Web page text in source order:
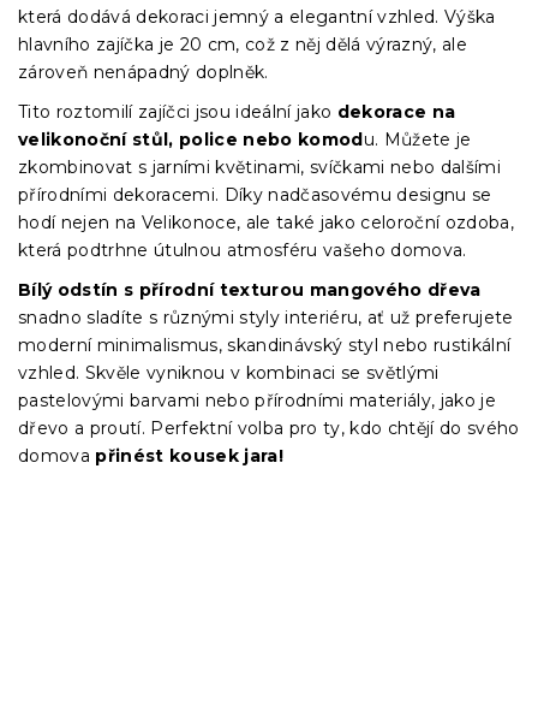
která dodává dekoraci jemný a elegantní vzhled. Výška
hlavního zajíčka je 20 cm, což z něj dělá výrazný, ale
zároveň nenápadný doplněk.
Tito roztomilí zajíčci jsou ideální jako dekorace na
velikonoční stůl, police nebo komodu. Můžete je
zkombinovat s jarními květinami, svíčkami nebo dalšími
přírodními dekoracemi. Díky nadčasovému designu se
hodí nejen na Velikonoce, ale také jako celoroční ozdoba,
která podtrhne útulnou atmosféru vašeho domova.
Bílý odstín s přírodní texturou mangového dřeva
snadno sladíte s různými styly interiéru, ať už preferujete
moderní minimalismus, skandinávský styl nebo rustikální
vzhled. Skvěle vyniknou v kombinaci se světlými
pastelovými barvami nebo přírodními materiály, jako je
dřevo a proutí. Perfektní volba pro ty, kdo chtějí do svého
domova přinést kousek jara!